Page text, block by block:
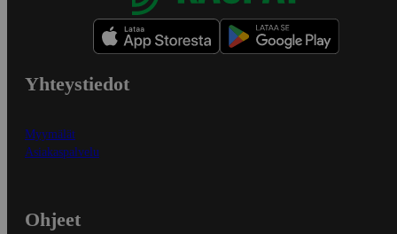
Yhteystiedot
Myymälät
Asiakaspalvelu
Ohjeet